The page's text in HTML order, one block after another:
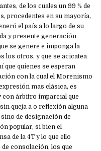
de los cuales un 99 % de
procedentes en su mayoría,
el país a lo largo de su
y presente generación
se genere e imponga la
los otros, y que se acicatea
que quienes se esperan
con la cual el Morenismo
mas clásica, es
con árbitro imparcial que
queja a o reflexión alguna
de designación de
popular, si bien el
de la 4T y lo que ello
consolación, los que